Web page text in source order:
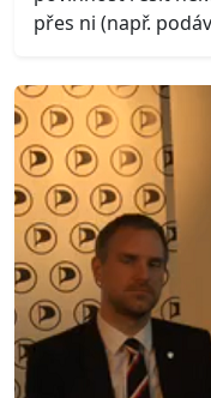
přes ni (např.